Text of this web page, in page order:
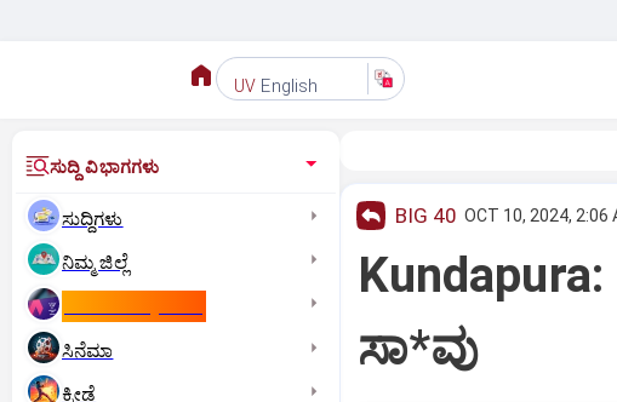
UV English
ಸುದ್ದಿ ವಿಭಾಗಗಳು
ಸುದ್ದಿಗಳು
ನಿಮ್ಮ ಜಿಲ್ಲೆ
ಸಿನೆಮಾ
ಕ್ರೀಡೆ
BIG 40 OCT 10, 2024, 2:06
ಸಾ*ವು